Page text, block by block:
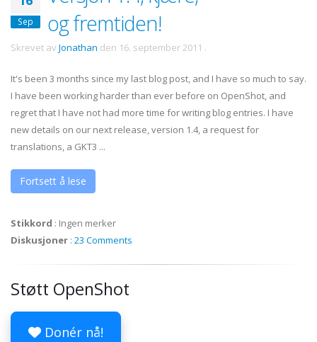
Sep
og fremtiden!
Skrevet av Jonathan den 16. september 2011 .
It's been 3 months since my last blog post, and I have so much to say.
I have been working harder than ever before on OpenShot, and
regret that I have not had more time for writing blog entries. I have
new details on our next release, version 1.4, a request for
translations, a GKT3 ...
Fortsett å lese
Stikkord : Ingen merker
Diskusjoner : 23 Comments
Støtt OpenShot
Donér nå!